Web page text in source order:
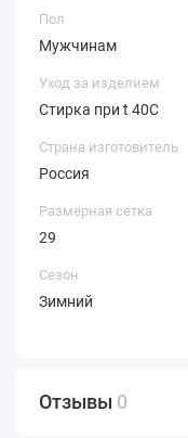
Пол
Мужчинам
Уход за изделием
Стирка при t 40С
Страна изготовитель
Россия
Размерная сетка
29
Сезон
Зимний
Отзывы 0